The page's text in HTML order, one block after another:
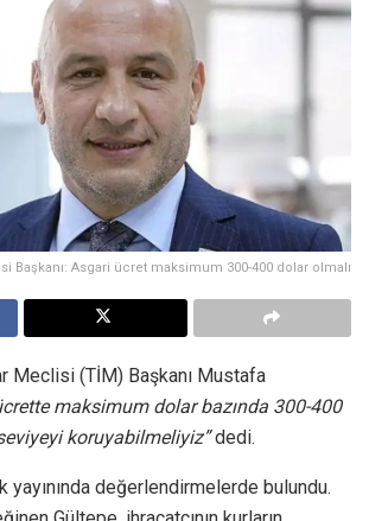
Başkanı: Asgari ücret maksimum 300-400 dolar olmalı
Meclisi (TİM) Başkanı Mustafa
maksimum dolar bazında 300-400
koruyabilmeliyiz”dedi.
yayınında değerlendirmelerde bulundu.